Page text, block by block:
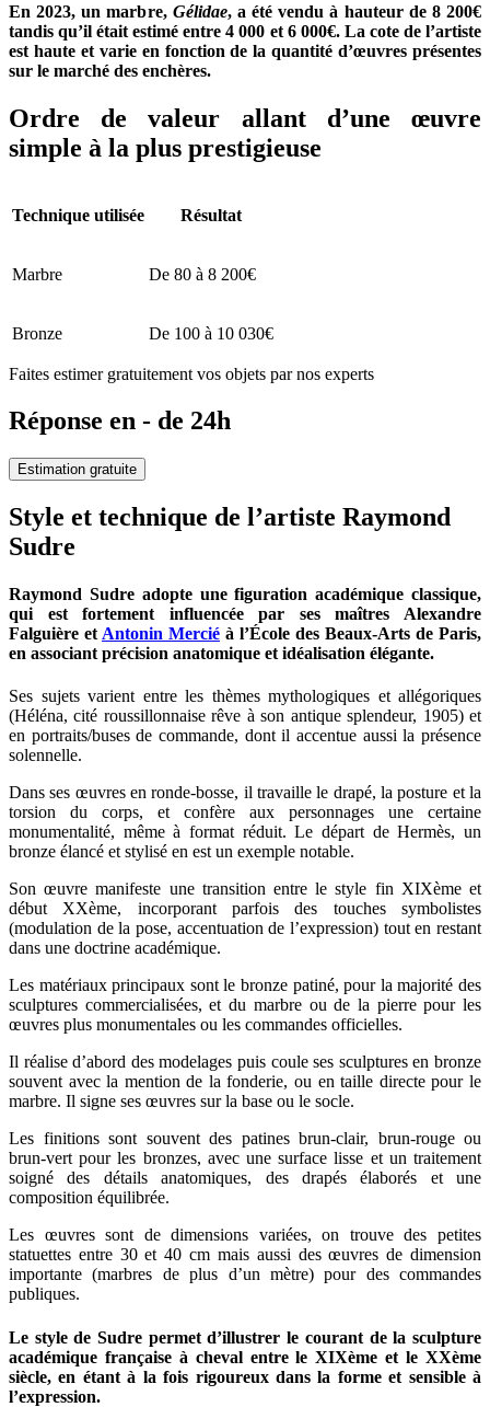
En 2023, un marbre, Gélidae, a été vendu à hauteur de 8 200€
tandis qu’il était estimé entre 4 000 et 6 000€. La cote de l’artiste
est haute et varie en fonction de la quantité d’œuvres présentes
sur le marché des enchères.
Ordre de valeur allant d’une œuvre
simple à la plus prestigieuse
Technique utilisée Résultat
Marbre De 80 à 8 200€
Bronze De 100 à 10 030€
Faites estimer gratuitement vos objets par nos experts
Réponse en - de 24h
Estimation gratuite
Style et technique de l’artiste Raymond
Sudre
Raymond Sudre adopte une figuration académique classique,
qui est fortement influencée par ses maîtres Alexandre
Falguière et Antonin Mercié à l’École des Beaux-Arts de Paris,
en associant précision anatomique et idéalisation élégante.
Ses sujets varient entre les thèmes mythologiques et allégoriques
(Héléna, cité roussillonnaise rêve à son antique splendeur, 1905) et
en portraits/buses de commande, dont il accentue aussi la présence
solennelle.
Dans ses œuvres en ronde-bosse, il travaille le drapé, la posture et la
torsion du corps, et confère aux personnages une certaine
monumentalité, même à format réduit. Le départ de Hermès, un
bronze élancé et stylisé en est un exemple notable.
Son œuvre manifeste une transition entre le style fin XIXème et
début XXème, incorporant parfois des touches symbolistes
(modulation de la pose, accentuation de l’expression) tout en restant
dans une doctrine académique.
Les matériaux principaux sont le bronze patiné, pour la majorité des
sculptures commercialisées, et du marbre ou de la pierre pour les
œuvres plus monumentales ou les commandes officielles.
Il réalise d’abord des modelages puis coule ses sculptures en bronze
souvent avec la mention de la fonderie, ou en taille directe pour le
marbre. Il signe ses œuvres sur la base ou le socle.
Les finitions sont souvent des patines brun-clair, brun-rouge ou
brun-vert pour les bronzes, avec une surface lisse et un traitement
soigné des détails anatomiques, des drapés élaborés et une
composition équilibrée.
Les œuvres sont de dimensions variées, on trouve des petites
statuettes entre 30 et 40 cm mais aussi des œuvres de dimension
importante (marbres de plus d’un mètre) pour des commandes
publiques.
Le style de Sudre permet d’illustrer le courant de la sculpture
académique française à cheval entre le XIXème et le XXème
siècle, en étant à la fois rigoureux dans la forme et sensible à
l’expression.